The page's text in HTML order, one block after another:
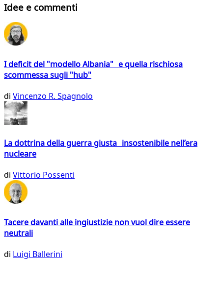
Idee e commenti
I deficit del "modello Albania" e quella rischiosa
scommessa sugli "hub"
di Vincenzo R. Spagnolo
La dottrina della guerra giusta insostenibile nell’era
nucleare
di Vittorio Possenti
Tacere davanti alle ingiustizie non vuol dire essere
neutrali
di Luigi Ballerini